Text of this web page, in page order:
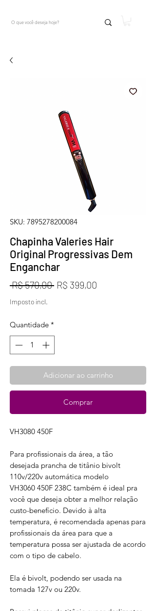
SKU: 7895278200084
Chapinha Valeries Hair
Original Progressivas Dem
Enganchar
R$ 570,00 Preço
R$ 399,00
Imposto incl.
Quantidade *
Adicionar ao carrinho
Comprar
VH3080 450F
Para profissionais da área, a tão
desejada prancha de titânio bivolt
110v/220v automática modelo
VH3060 450F 238C também é ideal pra
você que deseja obter a melhor relação
custo-benefício. Devido à alta
temperatura, é recomendada apenas para
profissionais da área para que a
temperatura possa ser ajustada de acordo
com o tipo de cabelo.
Ela é bivolt, podendo ser usada na
tomada 127v ou 220v.